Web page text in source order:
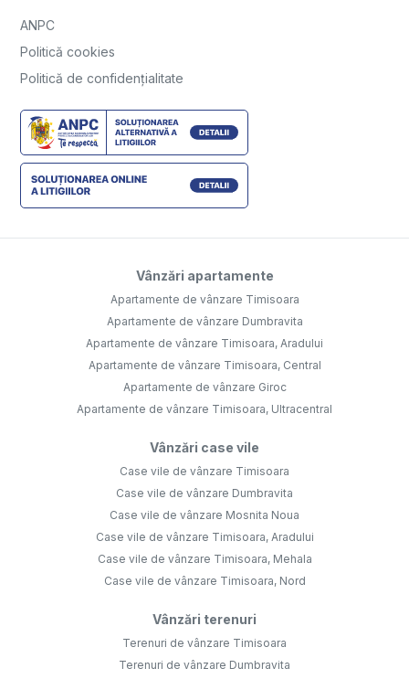
ANPC
Politică cookies
Politică de confidențialitate
Vânzări apartamente
Apartamente de vânzare Timisoara
Apartamente de vânzare Dumbravita
Apartamente de vânzare Timisoara, Aradului
Apartamente de vânzare Timisoara, Central
Apartamente de vânzare Giroc
Apartamente de vânzare Timisoara, Ultracentral
Vânzări case vile
Case vile de vânzare Timisoara
Case vile de vânzare Dumbravita
Case vile de vânzare Mosnita Noua
Case vile de vânzare Timisoara, Aradului
Case vile de vânzare Timisoara, Mehala
Case vile de vânzare Timisoara, Nord
Vânzări terenuri
Terenuri de vânzare Timisoara
Terenuri de vânzare Dumbravita